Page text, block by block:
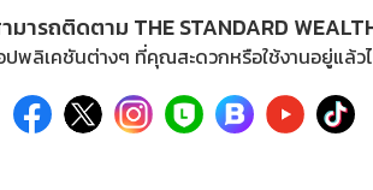
มารถติดตาม THE STANDARD
ปพลิเคชันต่างๆ ที่คุณสะดวกหรือใช้งานอยู่แล้ว